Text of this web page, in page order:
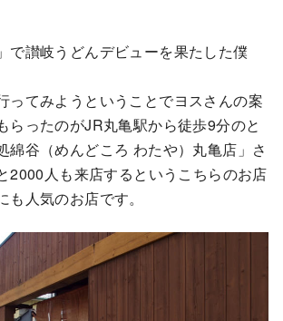
」で讃岐うどんデビューを果たした僕
ってみようということでヨスさんの案
らったのがJR丸亀駅から徒歩9分のと
綿谷（めんどころ わたや）丸亀店」さ
2000人も来店するというこちらのお店
人気のお店です。